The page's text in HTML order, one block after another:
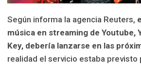
Según informa la agencia Reuters,
música en streaming de Youtube,
Key, debería lanzarse en las
realidad el servicio estaba previsto